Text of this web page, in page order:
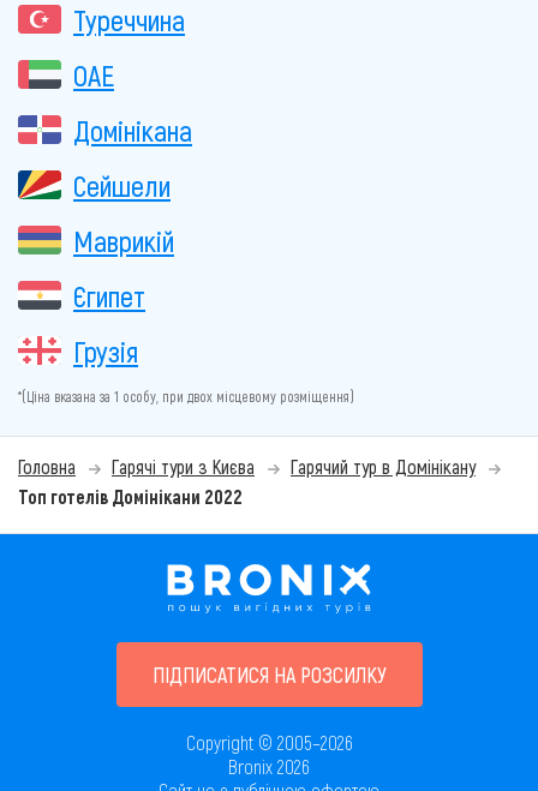
Туреччина
ОАЕ
Домінікана
Сейшели
Маврикій
Єгипет
Грузія
*(Ціна вказана за 1 особу, при двох місцевому розміщення)
Головна Гарячі тури з Києва
Гарячий тур в Домінікану
Топ готелів Домінікани 2022
ПІДПИСАТИСЯ НА РОЗСИЛКУ
Copyright © 2005–2026
Bronix 2026